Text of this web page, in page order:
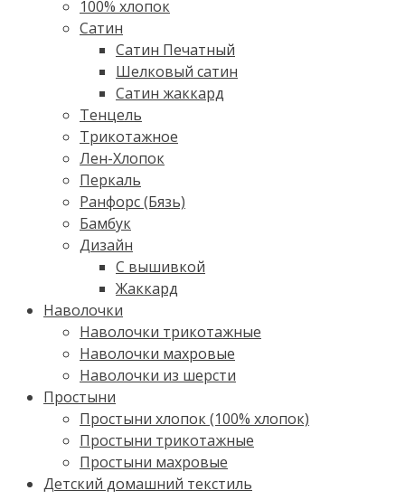
100% хлопок
Cатин
Сатин Печатный
Шелковый сатин
Сатин жаккард
Тенцель
Трикотажное
Лен-Хлопок
Перкаль
Ранфорс (Бязь)
Бамбук
Дизайн
С вышивкой
Жаккард
Наволочки
Наволочки трикотажные
Наволочки махровые
Наволочки из шерсти
Простыни
Простыни хлопок (100% хлопок)
Простыни трикотажные
Простыни махровые
Детский домашний текстиль